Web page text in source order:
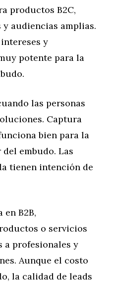
productos B2C,
audiencias amplias.
y
potente para la
las personas
Captura
bien para la
embudo. Las
tienen intención de
en B2B,
o servicios
profesionales y
Aunque el costo
la calidad de leads